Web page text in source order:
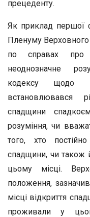
прецеденту.
Як приклад першої
Пленуму
по справах про
неоднозначне
кодексу щодо
встановлювався
спадщини
розуміння, чи
того, хто
спадщини, чи також
цьому місці.
положення,
місці відкриття
проживали у